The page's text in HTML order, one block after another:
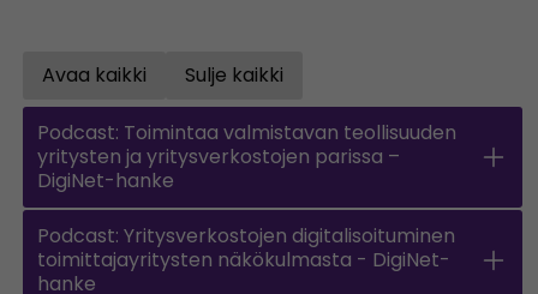
Avaa kaikki
Open all accordions
Sulje kaikki
Podcast: Toimintaa valmistavan teollisuuden
yritysten ja yritysverkostojen parissa –
DigiNet-hanke
Podcast: Yritysverkostojen digitalisoituminen
toimittajayritysten näkökulmasta - DigiNet-
hanke